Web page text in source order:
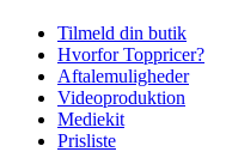
Tilmeld din butik
Hvorfor Toppricer?
Aftalemuligheder
Videoproduktion
Mediekit
Prisliste